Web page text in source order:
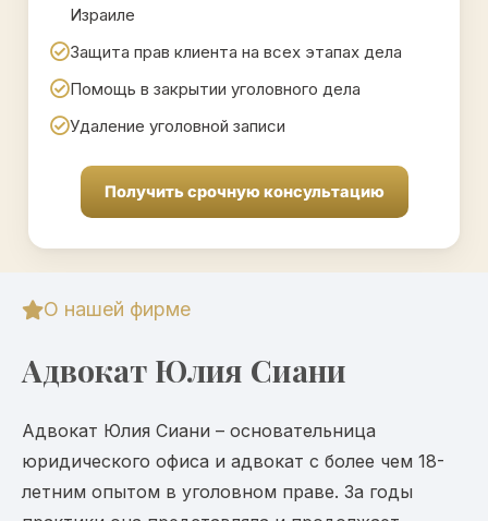
Израиле
Защита прав клиента на всех этапах дела
Помощь в закрытии уголовного дела
Удаление уголовной записи
Получить срочную консультацию
О нашей фирме
Адвокат Юлия Сиани
Адвокат Юлия Сиани – основательница
юридического офиса и адвокат с более чем 18-
летним опытом в уголовном праве. За годы